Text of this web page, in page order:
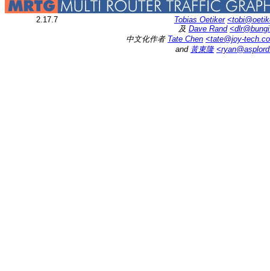
2.17.7 Tobias Oetiker
及 Dave Rand
中文化作者 Tate Chen <tate@joy-
and 黃東隆